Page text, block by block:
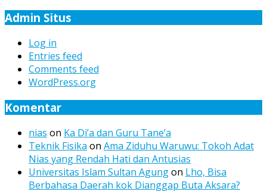
Admin Situs
Log in
Entries feed
Comments feed
WordPress.org
Komentar
nias on Ka Di’a dan Guru Tane’a
Teknik Fisika on Ama Ziduhu Waruwu: Tokoh Adat
Nias yang Rendah Hati dan Antusias
Universitas Islam Sultan Agungon Lho, Bisa
Berbahasa Daerah kok Dianggap Buta Aksara?